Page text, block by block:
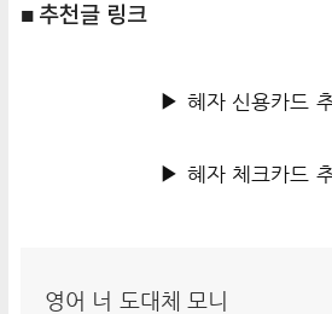
■ 추천글 링크
▶ 혜자 신용카드
▶ 혜자 체크카드
영어 너 도대체 모니